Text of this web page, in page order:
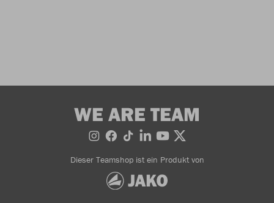
WE ARE TEAM
Dieser Teamshop ist ein Produkt von